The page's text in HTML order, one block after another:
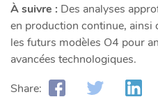
À suivre : Des analyses
en production continue, ainsi
les futurs modèles O4 pour
avancées technologiques.
Share: